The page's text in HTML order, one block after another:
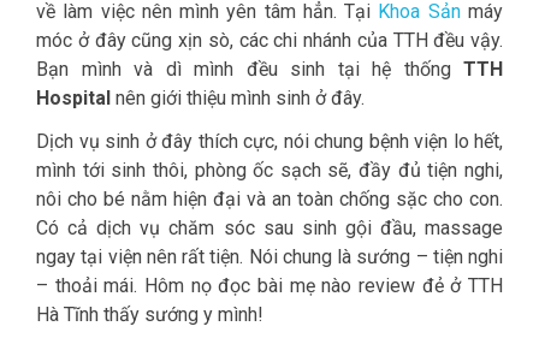
về làm việc nên mình yên tâm hẳn. Tại Khoa Sảnmáy
móc ở đây cũng xịn sò, các chi nhánh của TTH đều vậy.
Bạn mình và dì mình đều sinh tại hệ thống TTH
Hospital nên giới thiệu mình sinh ở đây.
Dịch vụ sinh ở đây thích cực, nói chung bệnh viện lo hết,
mình tới sinh thôi, phòng ốc sạch sẽ, đầy đủ tiện nghi,
nôi cho bé nằm hiện đại và an toàn chống sặc cho con.
Có cả dịch vụ chăm sóc sau sinh gội đầu, massage
ngay tại viện nên rất tiện. Nói chung là sướng – tiện nghi
– thoải mái. Hôm nọ đọc bài mẹ nào review đẻ ở TTH
Hà Tĩnh thấy sướng y mình!